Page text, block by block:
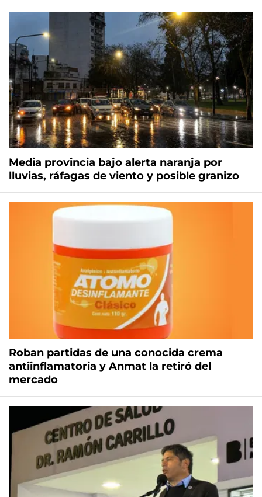
Media provincia bajo alerta naranja por
lluvias, ráfagas de viento y posible granizo
Roban partidas de una conocida crema
antiinflamatoria y Anmat la retiró del
mercado